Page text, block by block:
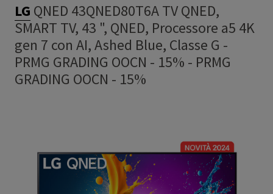
LG QNED 43QNED80T6A TV QNED,
SMART TV, 43 ", QNED, Processore a5 4K
gen 7 con AI, Ashed Blue, Classe G -
PRMG GRADING OOCN - 15% - PRMG
GRADING OOCN - 15%